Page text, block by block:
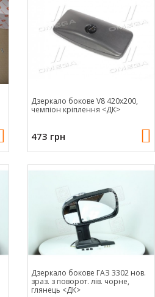
Дзеркало бокове V8 420x200,
чемпіон кріплення <ДК>
473 грн
Дзеркало бокове ГАЗ 3302 нов.
зраз. з поворот. лів. чорне,
глянець <ДК>